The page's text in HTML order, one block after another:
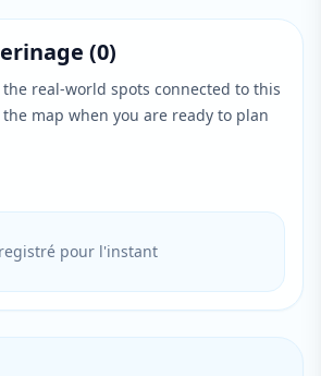
(0)
real-world spots connected to this
map when you are ready to plan
pour l'instant